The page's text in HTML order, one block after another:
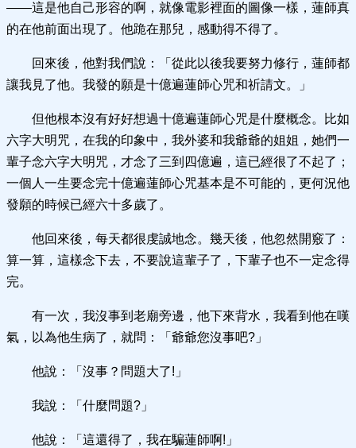
——這是他自己形容的啊，就像電影裡面的圖像一樣，蓮師真
的在他前面出現了。他跪在那兒，感動得不得了。
回來後，他對我們說：「從此以後我要努力修行，蓮師都
讓我見了他。我發的願是十億遍蓮師心咒和祈請文。」
但他根本沒有好好想過十億遍蓮師心咒是什麼概念。比如
六字大明咒，在我的印象中，我外婆和我爺爺的姐姐，她們一
輩子念六字大明咒，才念了三到四億遍，這已經很了不起了；
一個人一生要念完十億遍蓮師心咒基本是不可能的，更何況他
發願的時候已經六十多歲了。
他回來後，每天都很虔誠地念。幾天後，他忽然開竅了：
算一算，這樣念下去，不要說這輩子了，下輩子也不一定念得
完。
有一次，我沒事到老廟旁邊，他下來背水，我看到他在嘆
氣，以為他生病了，就問：「爺爺您沒事吧?」
他說：「沒事？問題大了!」
我說：「什麼問題?」
他說：「這還得了，我在騙蓮師啊!」